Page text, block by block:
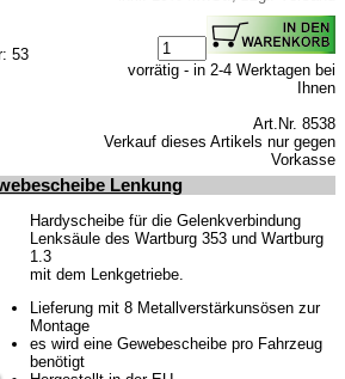
53
vorrätig - in 2-4 Werktagen bei
Ihnen
Art.Nr. 8538
Verkauf dieses Artikels nur gegen
Vorkasse
Lenkung
Hardyscheibe für die Gelenkverbindung
Lenksäule des Wartburg 353 und Wartburg
1.3
mit dem Lenkgetriebe.
Lieferung mit 8 Metallverstärkunsösen zur
Montage
es wird eine Gewebescheibe pro Fahrzeug
benötigt